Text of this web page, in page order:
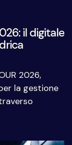
il digitale
2026,
la gestione